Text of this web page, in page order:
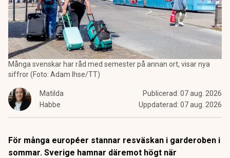
Många svenskar har råd med semester på annan ort, visar nya
siffror (Foto: Adam Ihse/TT)
Matilda
Habbe
Publicerad: 07 aug. 2026
Uppdaterad: 07 aug. 2026
För många européer stannar resväskan i garderoben i
sommar. Sverige hamnar däremot högt när